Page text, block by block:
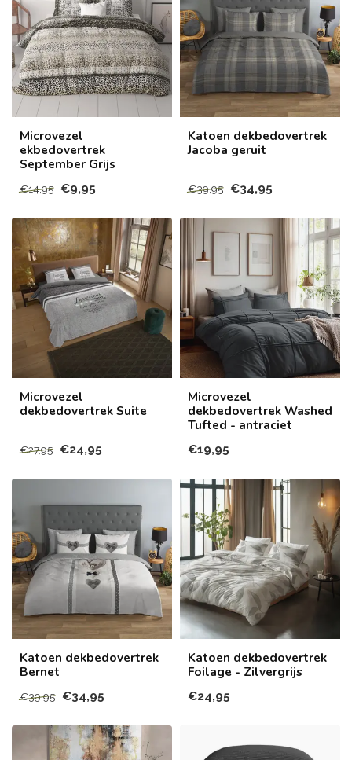
Microvezel
ekbedovertrek
September Grijs
€14,95 €9,95
Katoen dekbedovertrek
Jacoba geruit
€39,95 €34,95
Microvezel
dekbedovertrek Suite
€27,95 €24,95
Microvezel
dekbedovertrek Washed
Tufted - antraciet
€19,95
Katoen dekbedovertrek
Bernet
€39,95 €34,95
Katoen dekbedovertrek
Foilage - Zilvergrijs
€24,95